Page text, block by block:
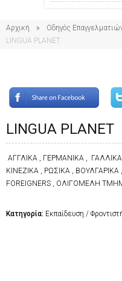
Αρχική Οδηγός
LINGUA PLANET
LINGUA PLANET
ΑΓΓΛΙΚΑ , ΓΕΡΜΑΝΙΚΑ , ΓΑΛΛΙΚΑ
ΚΙΝΕΖΙΚΑ , ΡΩΣΙΚΑ ,
FOREIGNERS , ΟΛΙΓΟΜΕΛΗ
Κατηγορία: Εκπαίδευση /